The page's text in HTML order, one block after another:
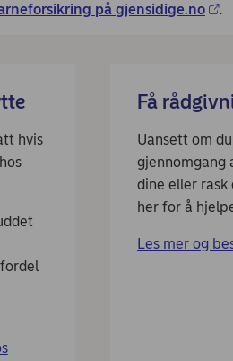
på gjensidige.no .
hvis
Få
Uansett om
gjennomgang
dine eller rask
her for å
Les mer og